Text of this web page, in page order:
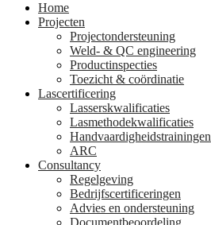
Home
Projecten
Projectondersteuning
Weld- & QC engineering
Productinspecties
Toezicht & coördinatie
Lascertificering
Lasserskwalificaties
Lasmethodekwalificaties
Handvaardigheidstrainingen
ARC
Consultancy
Regelgeving
Bedrijfscertificeringen
Advies en ondersteuning
Documentbeoordeling